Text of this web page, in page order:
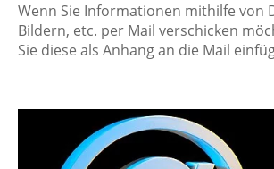
Wenn Sie Informationen mithilfe von
Bildern, etc. per Mail verschicken
Sie diese als Anhang an die Mail